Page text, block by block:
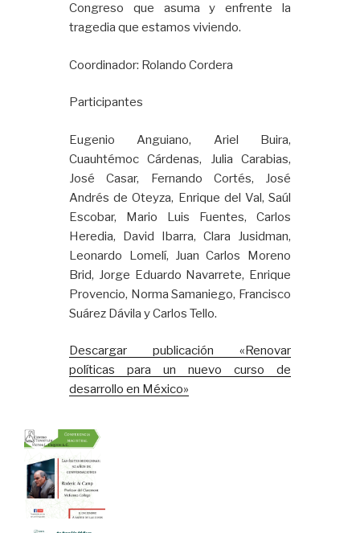
Congreso que asuma y enfrente la
tragedia que estamos viviendo.
Coordinador: Rolando Cordera
Participantes
Eugenio Anguiano, Ariel Buira,
Cuauhtémoc Cárdenas, Julia Carabias,
José Casar, Fernando Cortés, José
Andrés de Oteyza, Enrique del Val, Saúl
Escobar, Mario Luis Fuentes, Carlos
Heredia, David Ibarra, Clara Jusidman,
Leonardo Lomelí, Juan Carlos Moreno
Brid, Jorge Eduardo Navarrete, Enrique
Provencio, Norma Samaniego, Francisco
Suárez Dávila y Carlos Tello.
Descargar publicación «Renovar
políticas para un nuevo curso de
desarrollo en México»